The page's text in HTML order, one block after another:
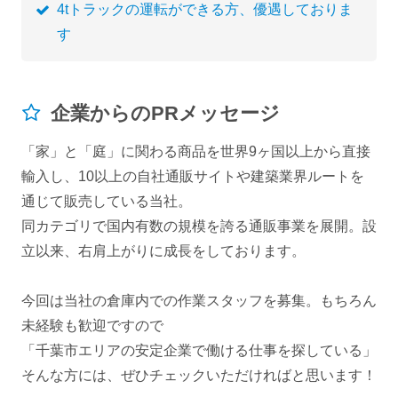
4tトラックの運転ができる方、優遇しておりま
す
企業からのPRメッセージ
「家」と「庭」に関わる商品を世界9ヶ国以上から直接
輸入し、10以上の自社通販サイトや建築業界ルートを
通じて販売している当社。
同カテゴリで国内有数の規模を誇る通販事業を展開。設
立以来、右肩上がりに成長をしております。
今回は当社の倉庫内での作業スタッフを募集。もちろん
未経験も歓迎ですので
「千葉市エリアの安定企業で働ける仕事を探している」
そんな方には、ぜひチェックいただければと思います！